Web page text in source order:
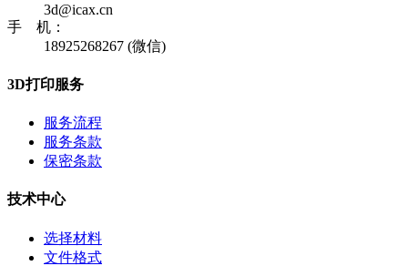
3d@icax.cn
手 机：
18925268267 (微信)
3D打印服务
服务流程
服务条款
保密条款
技术中心
选择材料
文件格式